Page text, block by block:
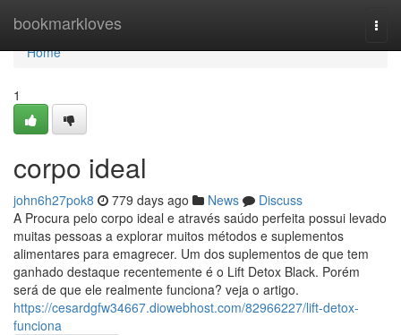
bookmarkloves
Home
Home
1
corpo ideal
john6h27pok8 779 days ago News
Discuss
A Procura pelo corpo ideal e através saúdo perfeita possui levado
muitas pessoas a explorar muitos métodos e suplementos
alimentares para emagrecer. Um dos suplementos de que tem
ganhado destaque recentemente é o Lift Detox Black. Porém
será de que ele realmente funciona? veja o artigo.
https://cesardgfw34667.diowebhost.com/82966227/lift-detox-
funciona